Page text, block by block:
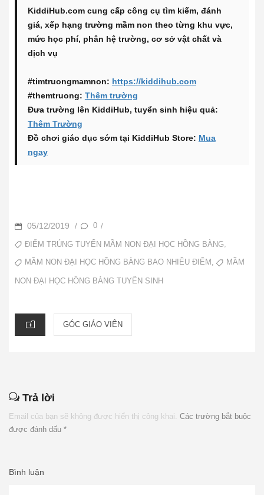
KiddiHub.com cung cấp công cụ tìm kiếm, đánh
giá, xếp hạng trường mầm non theo từng khu vực,
mức học phí, phân hệ trường, cơ sở vật chất và
dịch vụ
#timtruongmamnon: https://kiddihub.com
#themtruong: Thêm trường
Đưa trường lên KiddiHub, tuyển sinh hiệu quả:
Thêm Trường
Đồ chơi giáo dục sớm tại KiddiHub Store: Mua
ngay
POSTED
ON
05/12/2019 / 0 /
TAGSĐIỂM TRÚNG TUYỂN MẦM NON ĐẠI HỌC HỒNG BÀNG,
MẦM NON ĐẠI HỌC HỒNG BÀNG BAO NHIÊU ĐIỂM , MẦM
NON ĐẠI HỌC HỒNG BÀNG TUYỂN SINH
CATEGORIES
GÓC GIÁO VIÊN
Trả lời
Email của bạn sẽ không được hiển thị công khai. Các trường bắt buộc
được đánh dấu *
Bình luận